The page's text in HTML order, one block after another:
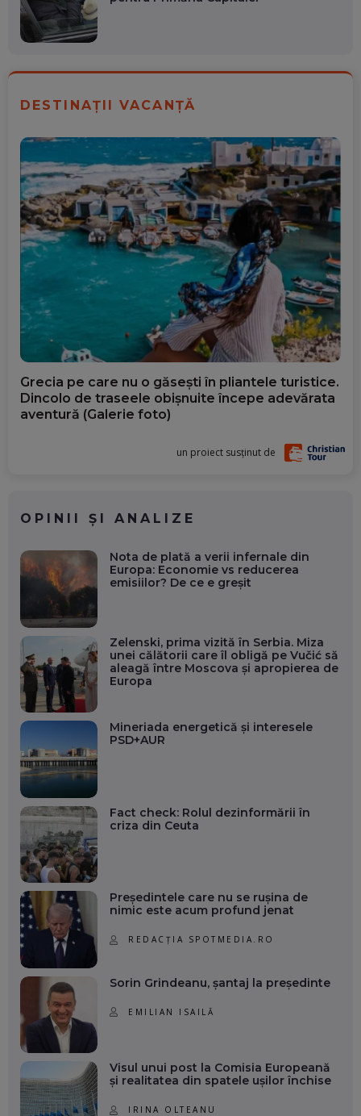
DESTINAȚII VACANȚĂ
Grecia pe care nu o găsești în pliantele turistice.
Dincolo de traseele obișnuite începe adevărata
aventură (Galerie foto)
un proiect susținut de
OPINII ȘI ANALIZE
Nota de plată a verii infernale din
Europa: Economie vs reducerea
emisiilor? De ce e greșit
Zelenski, prima vizită în Serbia. Miza
unei călătorii care îl obligă pe Vučić să
aleagă între Moscova și apropierea de
Europa
Mineriada energetică și interesele
PSD+AUR
Fact check: Rolul dezinformării în
criza din Ceuta
Președintele care nu se rușina de
nimic este acum profund jenat
REDACȚIA SPOTMEDIA.RO
Sorin Grindeanu, șantaj la președinte
EMILIAN ISAILĂ
Visul unui post la Comisia Europeană
și realitatea din spatele ușilor închise
IRINA OLTEANU